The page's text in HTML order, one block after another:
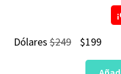
Dólares$249
El
precio
$199El